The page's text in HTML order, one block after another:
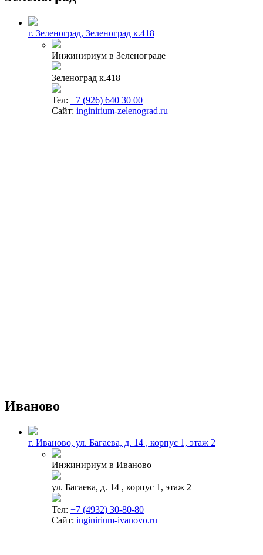
г. Зеленоград, Зеленоград к.418
Инжинириум в Зеленограде
Зеленоград к.418
Тел: +7 (926) 640 30 00
Сайт: inginirium-zelenograd.ru
Иваново
г. Иваново, ул. Багаева, д. 14 , корпус 1, этаж 2
Инжинириум в Иваново
ул. Багаева, д. 14 , корпус 1, этаж 2
Тел: +7 (4932) 30-80-80
Сайт: inginirium-ivanovo.ru